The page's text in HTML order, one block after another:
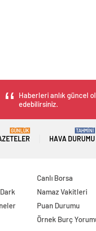
Haberleri anlık güncel
edebilirsiniz.
GÜNLÜK
HAVA DURUMU
TAHMİNİ
Dark
Canlı Borsa
Namaz Vakitleri
Puan Durumu
Örnek Burç